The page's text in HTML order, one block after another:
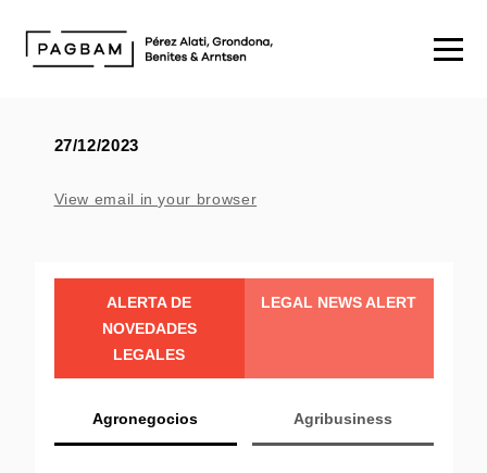
27/12/2023
View email in your browser
ALERTA DE
NOVEDADES
LEGALES
LEGAL NEWS ALERT
Agronegocios Agribusiness